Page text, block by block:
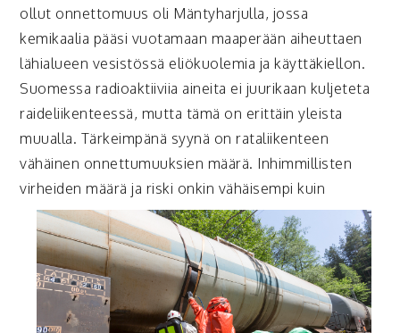
ollut onnettomuus oli Mäntyharjulla, jossa
kemikaalia pääsi vuotamaan maaperään aiheuttaen
lähialueen vesistössä eliökuolemia ja käyttäkiellon.
Suomessa radioaktiiviia aineita ei juurikaan kuljeteta
raideliikenteessä, mutta tämä on erittäin yleista
muualla. Tärkeimpänä syynä on rataliikenteen
vähäinen onnettumuuksien määrä. Inhimmillisten
virheiden määrä ja riski onkin vähäisempi kuin